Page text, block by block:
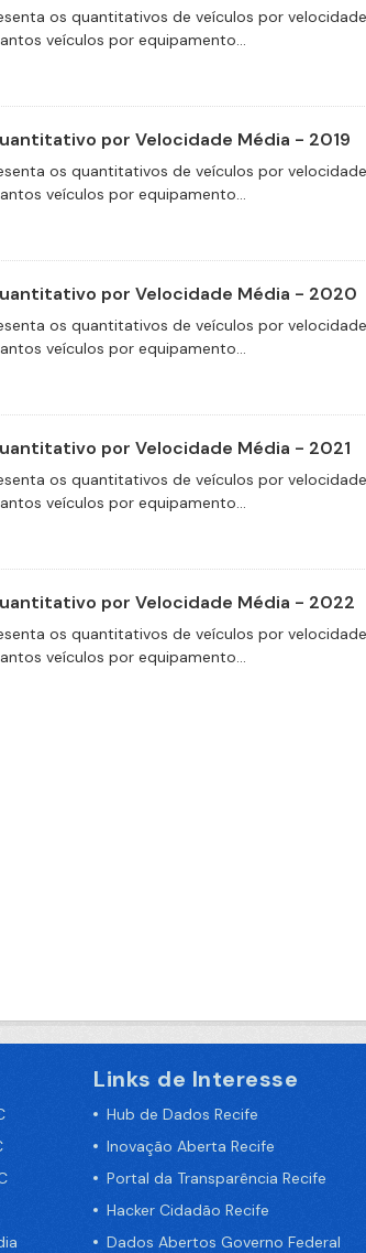
os quantitativos de veículos por
veículos por equipamento...
por Velocidade Média - 2019
os quantitativos de veículos por
veículos por equipamento...
por Velocidade Média - 2020
os quantitativos de veículos por
veículos por equipamento...
por Velocidade Média - 2021
os quantitativos de veículos por
veículos por equipamento...
por Velocidade Média - 2022
os quantitativos de veículos por
veículos por equipamento...
Links de Interesse
Hub de Dados Recife
Inovação Aberta Recife
Portal da Transparência Recife
Hacker Cidadão Recife
Dados Abertos Governo Federal